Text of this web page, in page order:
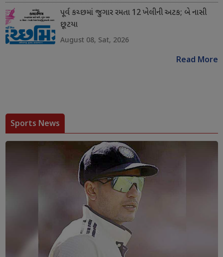
પૂર્વ કચ્છમાં જુગાર રમતા 12 ખેલીની અટક; બે નાસી
છૂટયા
August 08, Sat, 2026
Read More
Sports News